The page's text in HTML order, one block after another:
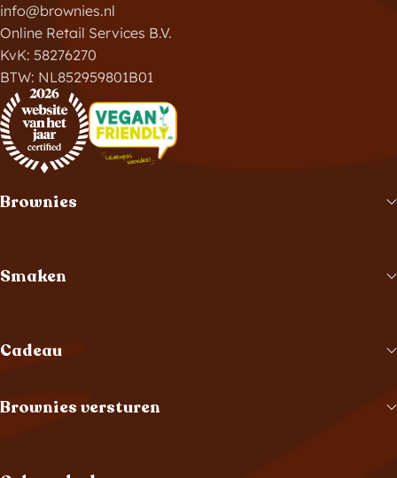
info@brownies.nl
Online Retail Services B.V.
KvK: 58276270
BTW: NL852959801B01
Brownies
Smaken
Cadeau
Brownies versturen